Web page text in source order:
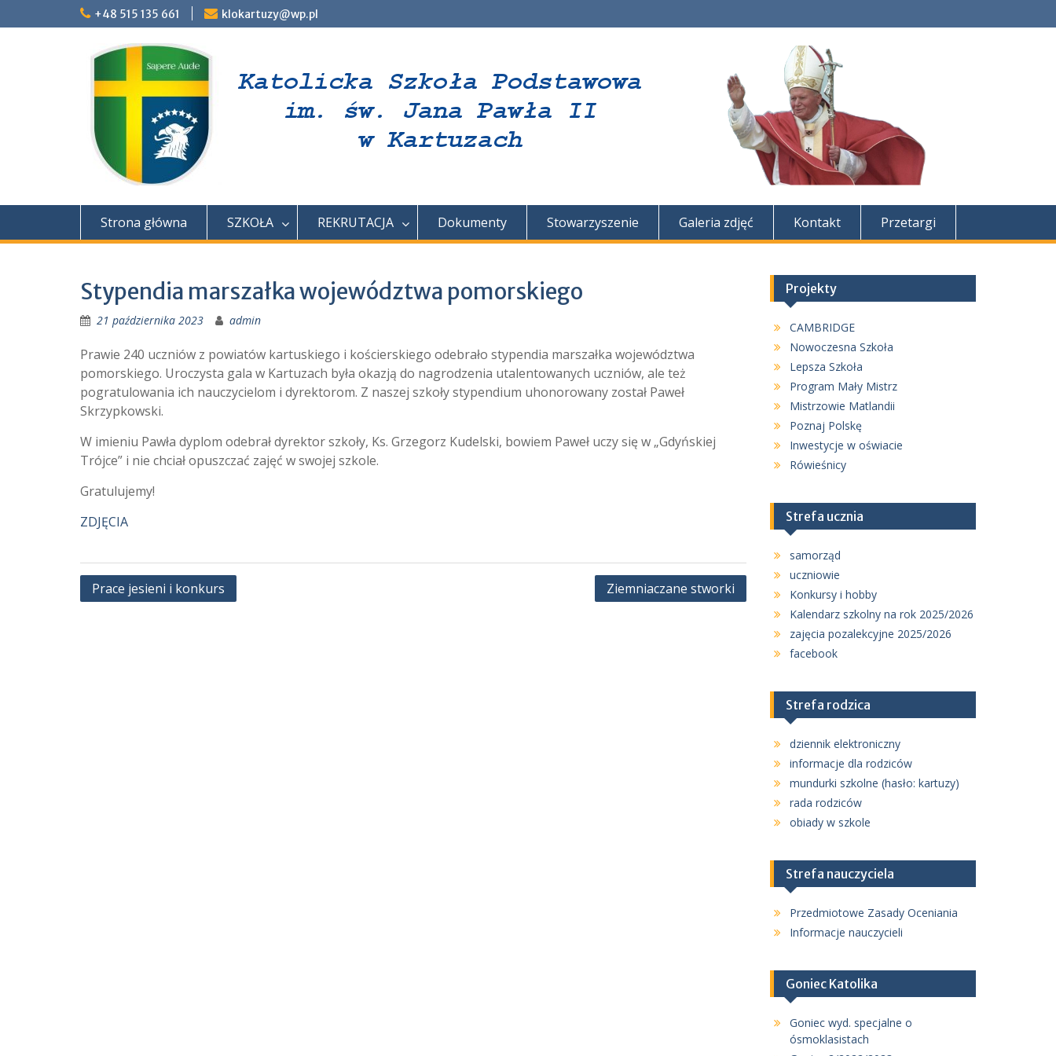
to
+48 515 135 661 klokartuzy@wp.pl
Strona główna SZKOŁA REKRUTACJA Dokumenty Stowarzyszenie Galeria zdjęć Kontakt Przetargi
Stypendia marszałka województwa pomorskiego
21 października 2023 admin
Prawie 240 uczniów z powiatów kartuskiego i kościerskiego odebrało stypendia marszałka województwa
pomorskiego. Uroczysta gala w Kartuzach była okazją do nagrodzenia utalentowanych uczniów, ale też
pogratulowania ich nauczycielom i dyrektorom. Z naszej szkoły stypendium uhonorowany został Paweł
Skrzypkowski.
W imieniu Pawła dyplom odebrał dyrektor szkoły, Ks. Grzegorz Kudelski, bowiem Paweł uczy się w „Gdyńskiej
Trójce” i nie chciał opuszczać zajęć w swojej szkole.
Gratulujemy!
ZDJĘCIA
Nawigacja
Prace jesieni i konkurs Ziemniaczane stworki
Projekty
CAMBRIDGE
Nowoczesna Szkoła
Lepsza Szkoła
Program Mały Mistrz
Mistrzowie Matlandii
Poznaj Polskę
Inwestycje w oświacie
Rówieśnicy
Strefa ucznia
samorząd
uczniowie
Konkursy i hobby
Kalendarz szkolny na rok 2025/2026
zajęcia pozalekcyjne 2025/2026
facebook
Strefa rodzica
dziennik elektroniczny
informacje dla rodziców
mundurki szkolne (hasło: kartuzy)
rada rodziców
obiady w szkole
Strefa nauczyciela
Przedmiotowe Zasady Oceniania
Informacje nauczycieli
Goniec Katolika
Goniec wyd. specjalne o
ósmoklasistach